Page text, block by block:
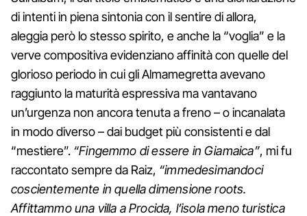
di intenti in piena sintonia con il sentire di allora,
aleggia però lo stesso spirito, e anche la “voglia” e la
verve compositiva evidenziano affinità con quelle del
glorioso periodo in cui gli Almamegretta avevano
raggiunto la maturità espressiva ma vantavano
un’urgenza non ancora tenuta a freno – o incanalata
in modo diverso – dai budget più consistenti e dal
“mestiere”. “Fingemmo di essere in Giamaica”, mi fu
raccontato sempre da Raiz, “immedesimandoci
coscientemente in quella dimensione roots.
Affittammo una villa a Procida, l’isola meno turistica